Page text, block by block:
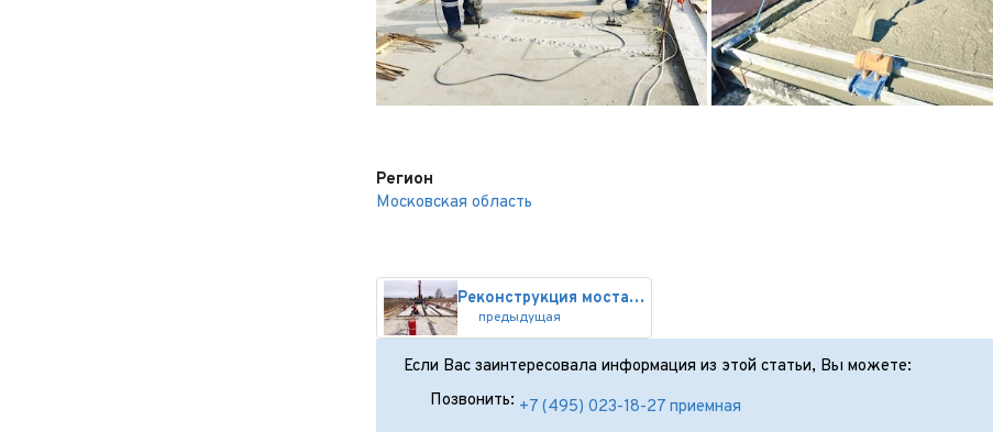
Регион
Московская область
Реконструкция моста через реку
предыдущая
Если Вас заинтересовала информация из этой статьи, Вы можете:
Позвонить: +7 (495) 023-18-27 приемная